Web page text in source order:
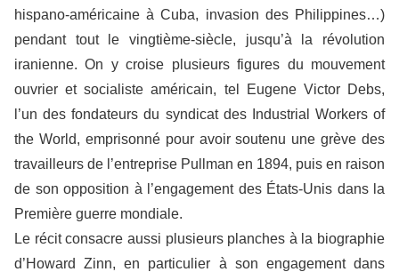
hispano-américaine à Cuba, invasion des Philippines…)
pendant tout le vingtième-siècle, jusqu’à la révolution
iranienne. On y croise plusieurs figures du mouvement
ouvrier et socialiste américain, tel Eugene Victor Debs,
l’un des fondateurs du syndicat des Industrial Workers of
the World, emprisonné pour avoir soutenu une grève des
travailleurs de l’entreprise Pullman en 1894, puis en raison
de son opposition à l’engagement des États-Unis dans la
Première guerre mondiale.
Le récit consacre aussi plusieurs planches à la biographie
d’Howard Zinn, en particulier à son engagement dans